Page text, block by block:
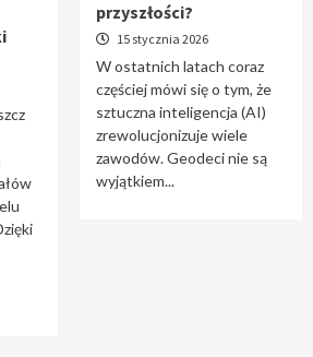
przyszłości?
15 stycznia 2026
W ostatnich latach coraz
częściej mówi się o tym, że
sztuczna inteligencja (AI)
zrewolucjonizuje wiele
zawodów. Geodeci nie są
wyjątkiem...